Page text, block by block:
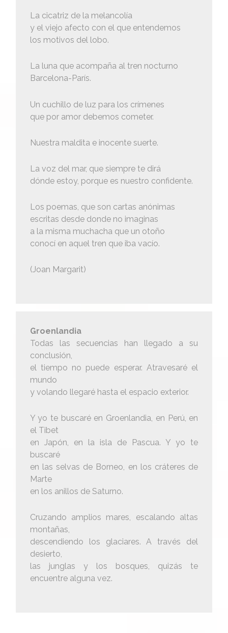
La cicatriz de la melancolía
y el viejo afecto con el que entendemos
los motivos del lobo.
La luna que acompaña al tren nocturno
Barcelona-París.
Un cuchillo de luz para los crímenes
que por amor debemos cometer.
Nuestra maldita e inocente suerte.
La voz del mar, que siempre te dirá
dónde estoy, porque es nuestro confidente.
Los poemas, que son cartas anónimas
escritas desde donde no imaginas
a la misma muchacha que un otoño
conocí en aquel tren que iba vacío.
(Joan Margarit)
Groenlandia
Todas las secuencias han llegado a su
conclusión,
el tiempo no puede esperar. Atravesaré el
mundo
y volando llegaré hasta el espacio exterior.
Y yo te buscaré en Groenlandia, en Perú, en
el Tibet
en Japón, en la isla de Pascua. Y yo te
buscaré
en las selvas de Borneo, en los cráteres de
Marte
en los anillos de Saturno.
Cruzando amplios mares, escalando altas
montañas,
descendiendo los glaciares. A través del
desierto,
las junglas y los bosques, quizás te
encuentre alguna vez.